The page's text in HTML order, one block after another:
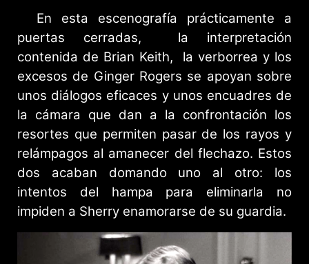
En esta escenografía prácticamente a
puertas cerradas, la interpretación
contenida de Brian Keith, la verborrea y los
excesos de Ginger Rogers se apoyan sobre
unos diálogos eficaces y unos encuadres de
la cámara que dan a la confrontación los
resortes que permiten pasar de los rayos y
relámpagos al amanecer del flechazo. Estos
dos acaban domando uno al otro: los
intentos del hampa para eliminarla no
impiden a Sherry enamorarse de su guardia.